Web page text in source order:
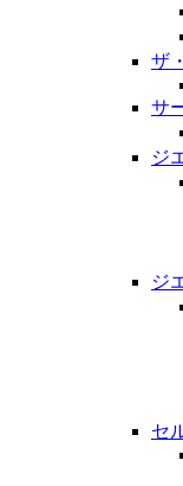
ザ
サ
ジ
ジ
セ